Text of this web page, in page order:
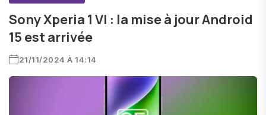
Sony Xperia 1 VI : la mise à jour Android
15 est arrivée
21/11/2024 À 14:14